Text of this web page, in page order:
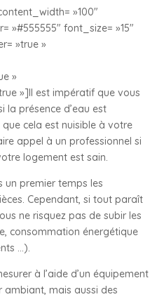
»100″
»#555555″ font_size= »15″
»true »
»
»]Il est impératif que vous
la présence d’eau est
cela est nuisible à votre
appel à un professionnel si
logement est sain.
un premier temps les
Cependant, si tout paraît
ne risquez pas de subir les
consommation énergétique
…).
à l’aide d’un équipement
ambiant, mais aussi des